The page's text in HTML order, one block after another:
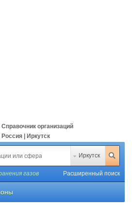
Справочник организаций
Россия | Иркутск
Иркутск
газов Расширенный поиск